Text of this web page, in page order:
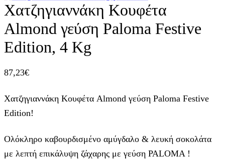
Χατζηγιαννάκη Κουφέτα
Almond γεύση Paloma Festive
Edition, 4 Kg
87,23€
Χατζηγιαννάκη Κουφέτα Almond γεύση Paloma Festive
Edition!
Ολόκληρο καβουρδισμένο αμύγδαλο & λευκή σοκολάτα
με λεπτή επικάλυψη ζάχαρης με γεύση PALOMA !